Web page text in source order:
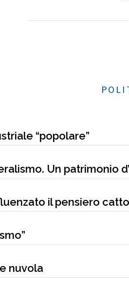
“popolare”
Un patrimonio
il pensiero
nuvola